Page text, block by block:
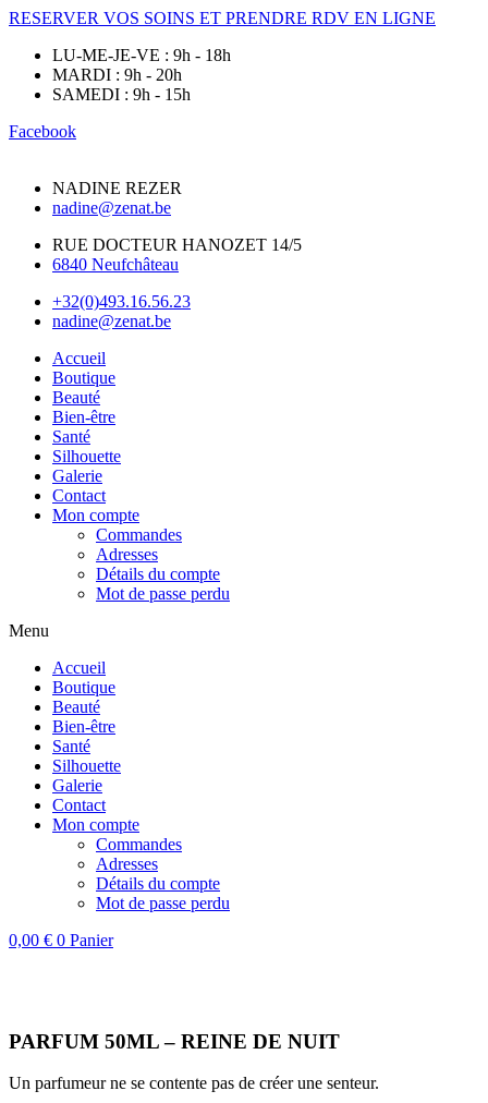
RESERVER VOS SOINS ET PRENDRE RDV EN LIGNE
LU-ME-JE-VE : 9h - 18h
MARDI : 9h - 20h
SAMEDI : 9h - 15h
Facebook
NADINE REZER
nadine@zenat.be
RUE DOCTEUR HANOZET 14/5
6840 Neufchâteau
+32(0)493.16.56.23
nadine@zenat.be
Accueil
Boutique
Beauté
Bien-être
Santé
Silhouette
Galerie
Contact
Mon compte
Commandes
Adresses
Détails du compte
Mot de passe perdu
Menu
Accueil
Boutique
Beauté
Bien-être
Santé
Silhouette
Galerie
Contact
Mon compte
Commandes
Adresses
Détails du compte
Mot de passe perdu
0,00 € 0 Panier
PARFUM 50ML – REINE DE NUIT
Un parfumeur ne se contente pas de créer une senteur.